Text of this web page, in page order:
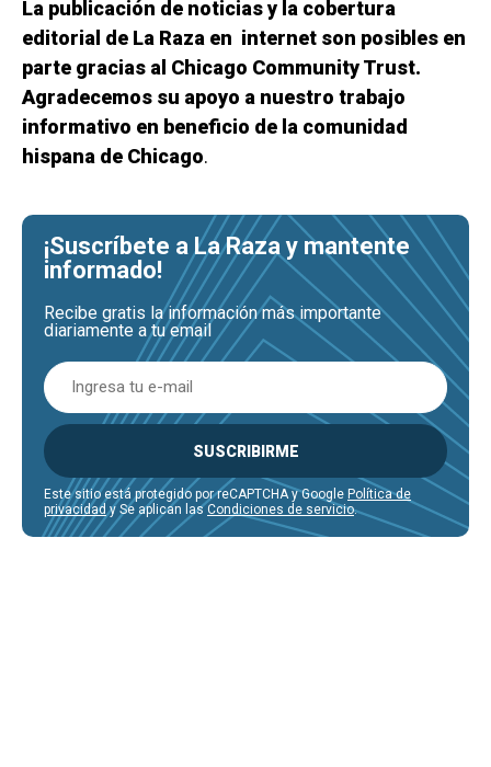
La publicación de noticias y la cobertura
editorial de La Raza en internet son posibles en
parte gracias al Chicago Community Trust.
Agradecemos su apoyo a nuestro trabajo
informativo en beneficio de la comunidad
hispana de Chicago.
¡Suscríbete a La Raza y mantente
informado!
Recibe gratis la información más importante
diariamente a tu email
SUSCRIBIRME
Este sitio está protegido por reCAPTCHA y Google Política de
privacidad y Se aplican lasCondiciones de servicio.